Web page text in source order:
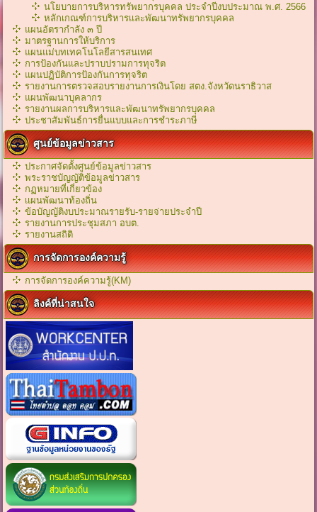
นโยบายการบริหารทรัพยากรบุคคล ประจำปีงบประมาณ พ.ศ. 2566
หลักเกณฑ์การบริหารเเละพัฒนาทรัพยากรบุคคล
แผนอัตรากำลัง ๓ ปี
มาตรฐานการให้บริการ
แผนแม่บทเทคโนโลยีสารสนเทศ
การป้องกันและปราบปรามการทุจริต
แผนปฏิบัติการป้องกันการทุจริต
รายงานการตรวจสอบรายงานการเงินโดย สตง.จังหวัดนราธิวาส
แผนพัฒนาบุคลากร
รายงานผลการบริหารและพัฒนาทรัพยากรบุคคล
ประชาสัมพันธ์การยื่นแบบและการชำระภาษี
ศูนย์ข้อมูลข่าวสาร
ประกาศจัดตั้งศูนย์ข้อมูลข่าวสาร
พระราชบัญญัติข้อมูลข่าวสาร
กฏหมายที่เกี่ยวข้อง
เเผนพัฒนาท้องถิ่น
ข้อบัญญัติงบประมาณรายรับ-รายจ่ายประจำปี
รายงานการประชุมสภา อบต.
รายงานสถิติ
การจัดการองค์ความรู้
การจัดการองค์ความรู้(KM)
ลิงค์ที่น่าสนใจ